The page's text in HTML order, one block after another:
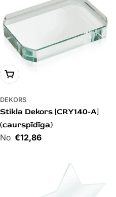
PIEVIENOT GROZAM
DEKORS
Stikla Dekors [CRY140-A]
(caurspīdīga)
Cena€12,86